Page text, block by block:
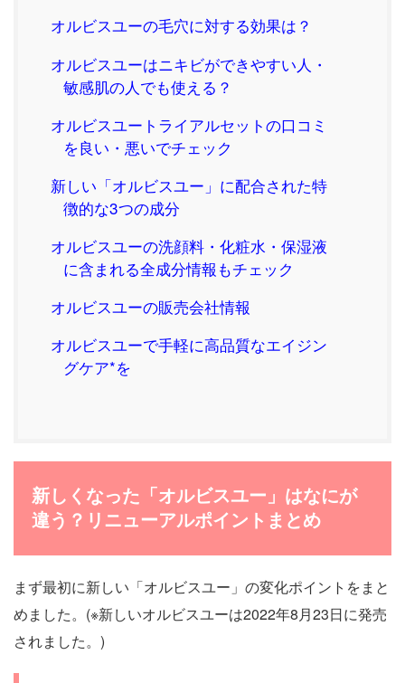
オルビスユーの毛穴に対する効果は？
オルビスユーはニキビができやすい人・
敏感肌の人でも使える？
オルビスユートライアルセットの口コミ
を良い・悪いでチェック
新しい「オルビスユー」に配合された特
徴的な3つの成分
オルビスユーの洗顔料・化粧水・保湿液
に含まれる全成分情報もチェック
オルビスユーの販売会社情報
オルビスユーで手軽に高品質なエイジン
グケア*を
新しくなった「オルビスユー」はなにが
違う？リニューアルポイントまとめ
まず最初に新しい「オルビスユー」の変化ポイントをまと
めました。(※新しいオルビスユーは2022年8月23日に発売
されました。)